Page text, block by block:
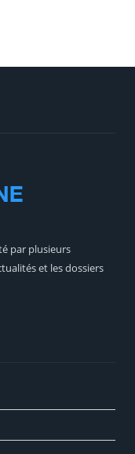
par plusieurs
et les dossiers